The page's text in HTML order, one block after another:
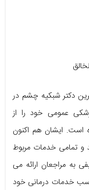
دکتر شبکیه چشم در
عمومی خود را از
است. ایشان هم اکنون
تمامی خدمات مربوط
به مراجعان ارائه می‌
خدمات درمانی خود